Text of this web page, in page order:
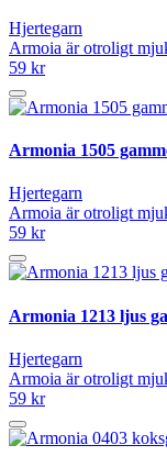
Hjertegarn
Armoia är otroligt
59 kr
Armonia 1505
Hjertegarn
Armoia är otroligt
59 kr
Armonia 1213 ljus
Hjertegarn
Armoia är otroligt
59 kr